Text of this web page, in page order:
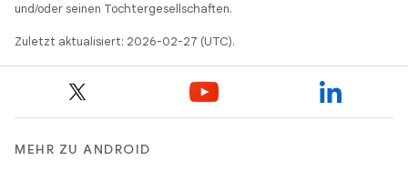
und/oder seinen Tochtergesellschaften.
Zuletzt aktualisiert: 2026-02-27 (UTC).
MEHR ZU ANDROID